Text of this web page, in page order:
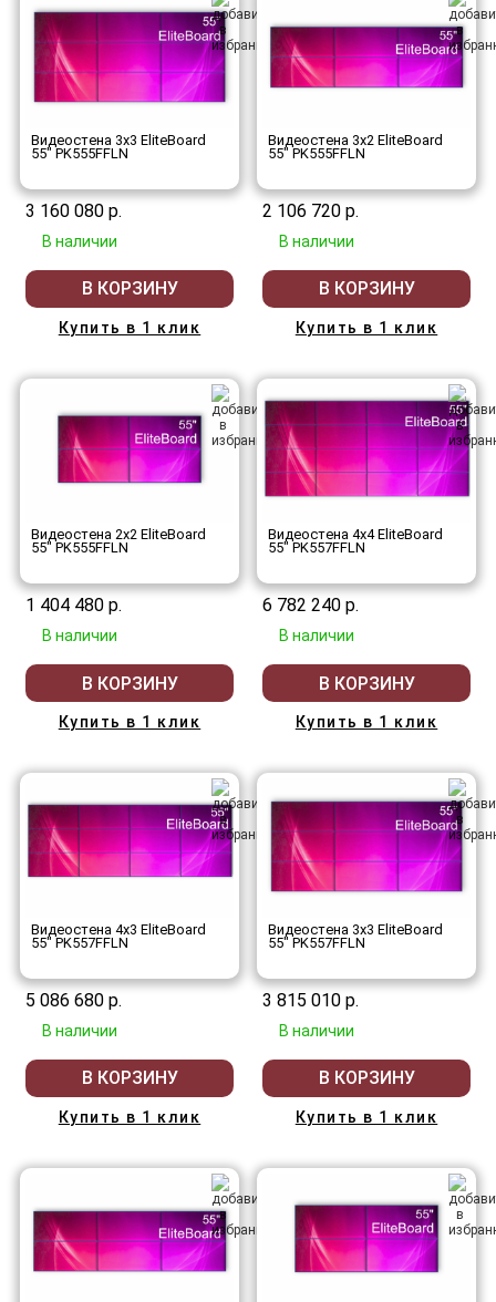
Видеостена 3x3 EliteBoard
55" PK555FFLN
3 160 080 р.
В наличии
В КОРЗИНУ
Купить в 1 клик
Видеостена 3x2 EliteBoard
55" PK555FFLN
2 106 720 р.
В наличии
В КОРЗИНУ
Купить в 1 клик
Видеостена 2x2 EliteBoard
55" PK555FFLN
1 404 480 р.
В наличии
В КОРЗИНУ
Купить в 1 клик
Видеостена 4x4 EliteBoard
55" PK557FFLN
6 782 240 р.
В наличии
В КОРЗИНУ
Купить в 1 клик
Видеостена 4x3 EliteBoard
55" PK557FFLN
5 086 680 р.
В наличии
В КОРЗИНУ
Купить в 1 клик
Видеостена 3x3 EliteBoard
55" PK557FFLN
3 815 010 р.
В наличии
В КОРЗИНУ
Купить в 1 клик